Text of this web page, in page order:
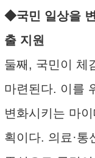
◆국민 일상을
출 지원
둘째, 국민이 체
마련된다. 이를
변화시키는 마
획이다. 의료·